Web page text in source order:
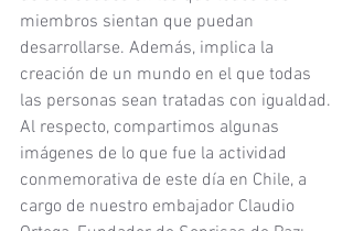
miembros sientan que puedan
desarrollarse. Además, implica la
creación de un mundo en el que todas
las personas sean tratadas con igualdad.
Al respecto, compartimos algunas
imágenes de lo que fue la actividad
conmemorativa de este día en Chile, a
cargo de nuestro embajador Claudio